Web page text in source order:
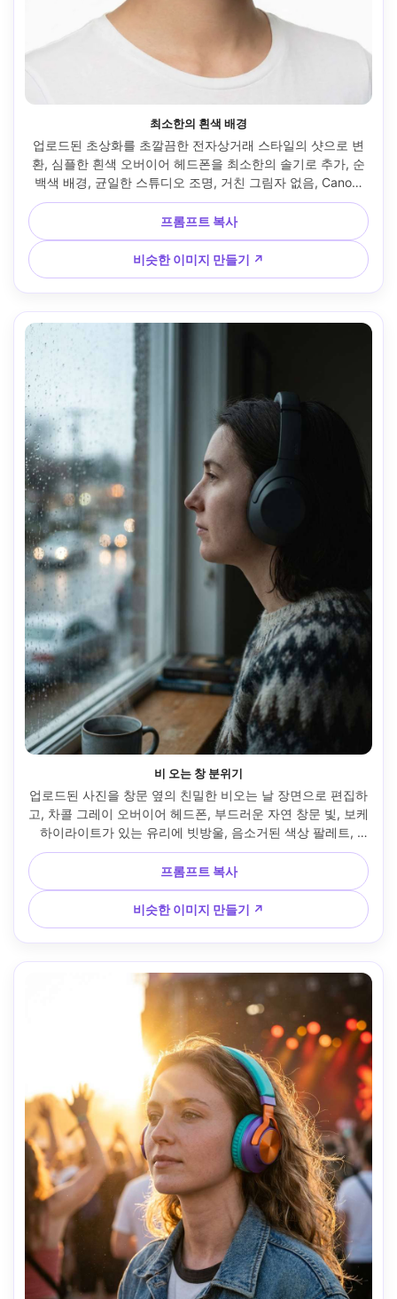
최소한의 흰색 배경
업로드된 초상화를 초깔끔한 전자상거래 스타일의 샷으로 변
환, 심플한 흰색 오버이어 헤드폰을 최소한의 솔기로 추가, 순
백색 배경, 균일한 스튜디오 조명, 거친 그림자 없음, Canon
R5 70mm로 촬영, 중심 구성, 고해상도, 사실적인 소재 및 반
사, 광택 상업용 마감 --ar 4:5
프롬프트 복사
비슷한 이미지 만들기 ↗
비 오는 창 분위기
업로드된 사진을 창문 옆의 친밀한 비오는 날 장면으로 편집하
고, 차콜 그레이 오버이어 헤드폰, 부드러운 자연 창문 빛, 보케
하이라이트가 있는 유리에 빗방울, 음소거된 색상 팔레트,
Nikon Z6 II 85mm f/1.8로 촬영, 클로즈업 프로필 각도, 사실
적이고 조용한 반사 분위기 추가 --ar 4:5
프롬프트 복사
비슷한 이미지 만들기 ↗